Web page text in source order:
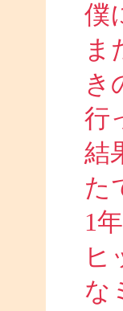
僕
ま
き
行
結
た
1
ヒ
な